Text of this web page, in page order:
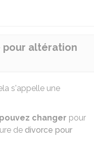
pour altération
s'appelle une
changer pour
de divorce pour